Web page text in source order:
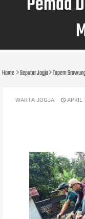
Home Seputar Jogja Tapem
WARTA JOGJA APRIL